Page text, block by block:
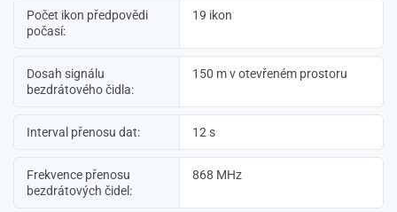
Počet ikon předpovědi
počasí:
19 ikon
Dosah signálu
bezdrátového čidla:
150 m v otevřeném prostoru
Interval přenosu dat: 12 s
Frekvence přenosu
bezdrátových čidel:
868 MHz